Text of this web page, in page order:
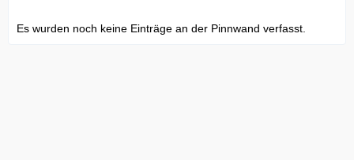
Es wurden noch keine Einträge an der Pinnwand verfasst.